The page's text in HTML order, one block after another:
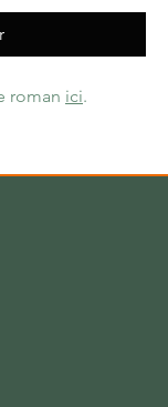
roman ici.